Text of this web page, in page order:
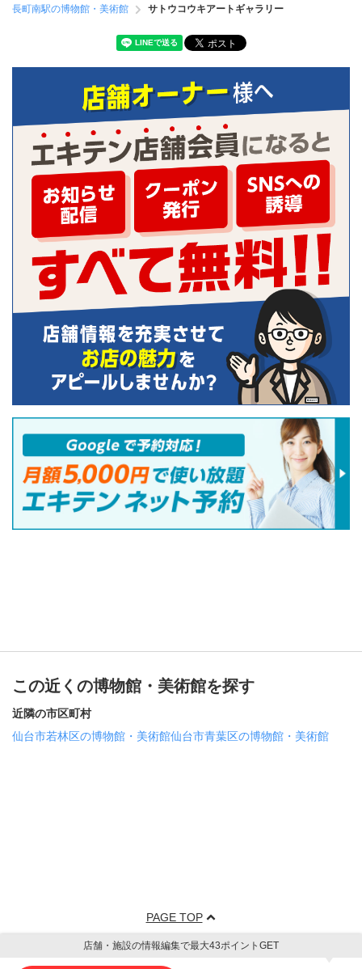
長町南駅の博物館・美術館
サトウコウキアートギャラリー
この近くの博物館・美術館を探す
近隣の市区町村
仙台市若林区の博物館・美術館仙台市青葉区の博物館・美術館
PAGE TOP
店舗・施設の情報編集で最大43ポイントGET